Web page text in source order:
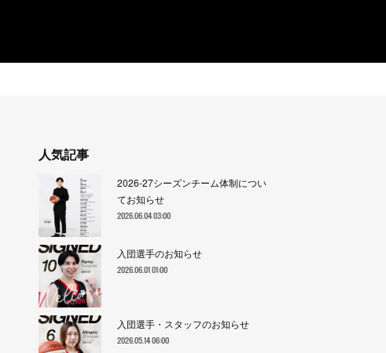
人気記事
2026-27シーズンチーム体制につい
てお知らせ
2026.06.04 03:00
入団選手のお知らせ
2026.06.01 01:00
入団選手・スタッフのお知らせ
2026.05.14 06:00